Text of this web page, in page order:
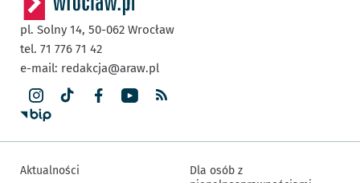
pl. Solny 14, 50-062 Wrocław
tel. 71 776 71 42
e-mail: redakcja@araw.pl
Aktualności
Dla osób z